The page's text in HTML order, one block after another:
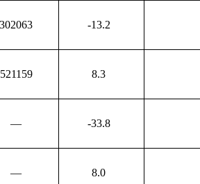
302063 -13.2
521159 8.3
— -33.8
— 8.0